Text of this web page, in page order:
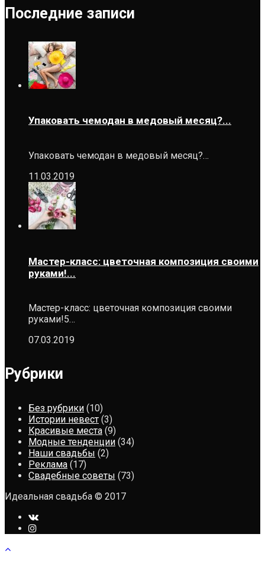
Последние записи
Упаковать чемодан в медовый месяц?...
Упаковать чемодан в медовый месяц?…
11.03.2019
Мастер-класс: цветочная композиция своими
руками!...
Мастер-класс: цветочная композиция своими
руками!5…
07.03.2019
Рубрики
Без рубрики (10)
Истории невест (3)
Красивые места (9)
Модные тенденции (34)
Наши свадьбы (2)
Реклама (17)
Свадебные советы (73)
Идеальная свадьба © 2017